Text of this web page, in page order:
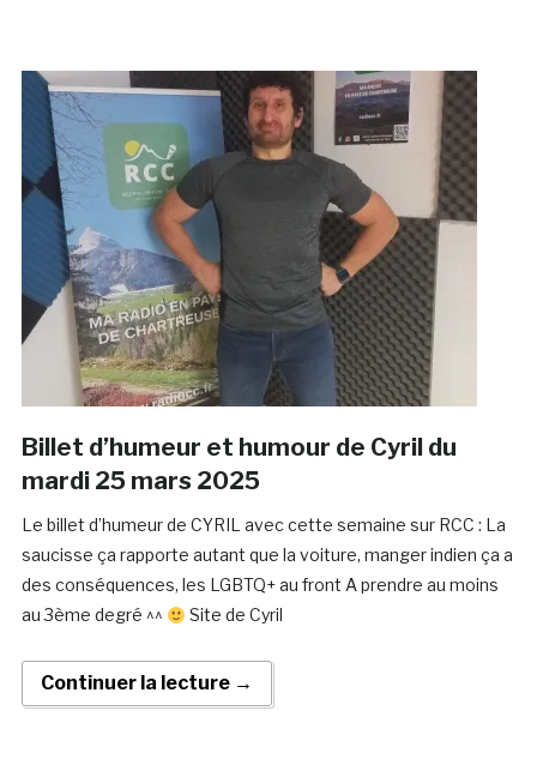
Billet d’humeur et humour de Cyril du
mardi 25 mars 2025
Le billet d’humeur de CYRIL avec cette semaine sur RCC : La
saucisse ça rapporte autant que la voiture, manger indien ça a
des conséquences, les LGBTQ+ au front A prendre au moins
au 3ème degré ^^
Site de Cyril
Continuer la lecture →